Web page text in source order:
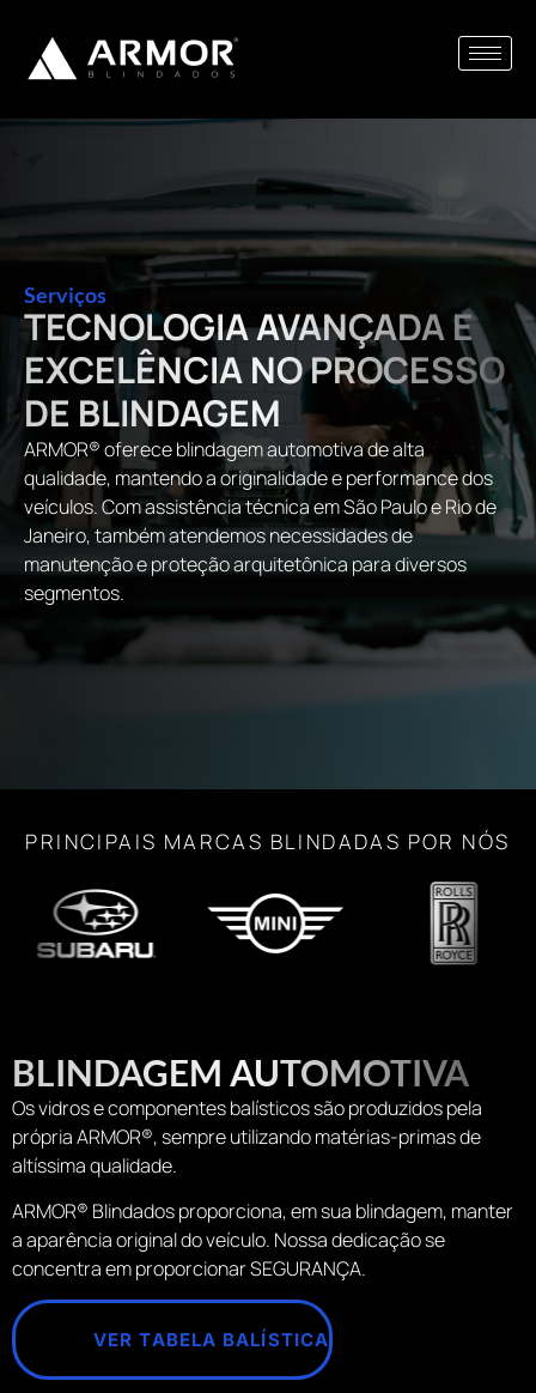
Serviços
TECNOLOGIA AVANÇADA E
EXCELÊNCIA NO PROCESSO
DE BLINDAGEM
ARMOR® oferece blindagem automotiva de alta
qualidade, mantendo a originalidade e performance dos
veículos. Com assistência técnica em São Paulo e Rio de
Janeiro, também atendemos necessidades de
manutenção e proteção arquitetônica para diversos
segmentos.
PRINCIPAIS MARCAS BLINDADAS POR NÓS
BLINDAGEM AUTOMOTIVA
Os vidros e componentes balísticos são produzidos pela
própria ARMOR®, sempre utilizando matérias-primas de
altíssima qualidade.
ARMOR® Blindados proporciona, em sua blindagem, manter
a aparência original do veículo. Nossa dedicação se
concentra em proporcionar SEGURANÇA.
VER TABELA BALÍSTICA